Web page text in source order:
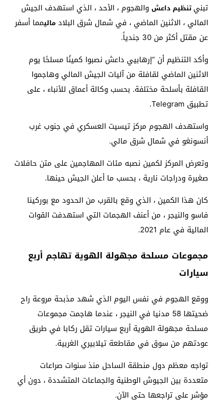
تبني تنظيم داعش والهجوم ، الأحد ، الذي استهدف الجيش
المالي ، الاثنين الماضي ، في شمال شرق البلادماليمما أسفر
عن مقتل أكثر من 30 جندياً.
وأكد التنظيم أن “إرهابيي داعش نصبوا كمينًا مسلحًا يوم
الاثنين الماضي لقافلة من آليات الجيش المالي وهاجموا
القافلة بأسلحة مختلفة. بحسب وكالة أعماق للأنباء ، على
تطبيق Telegram.
واستهدف الهجوم مركز تيسيت العسكري في جنوب غرب
أنسونغو في شمال شرق مالي.
وتعرض المركز لكمين نصبه مئات المهاجمين على متن حافلات
صغيرة ودراجات نارية ، بحسب ما أعلن الجيش حينها.
كان هذا الكمين ، الذي وقع بالقرب من الحدود مع بوركينا
فاسو والنيجر ، من أعنف الهجمات التي استهدفت القوات
المالية في عام 2021.
مجموعات مسلحة مجهولة الهوية تهاجم أربع
سيارات
ووقع الهجوم في نفس اليوم الذي شهد مذبحة مروعة راح
ضحيتها 58 مدنيا في النيجر ، عندما هاجمت مجموعات
مسلحة مجهولة الهوية أربع سيارات تقل ركابا في طريق
عودتهم من سوق في مقاطعة تيلابيري الغربية.
تواجه معظم دول منطقة الساحل منذ سنوات صراعات
متعددة بين الجيوش الوطنية والجماعات المتشددة ، دون أي
مؤشر على تراجعها حتى الآن.